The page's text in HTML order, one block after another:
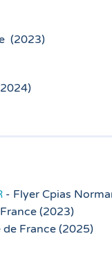
(2023)
- Flyer Cpias
(2023)
France (2025)